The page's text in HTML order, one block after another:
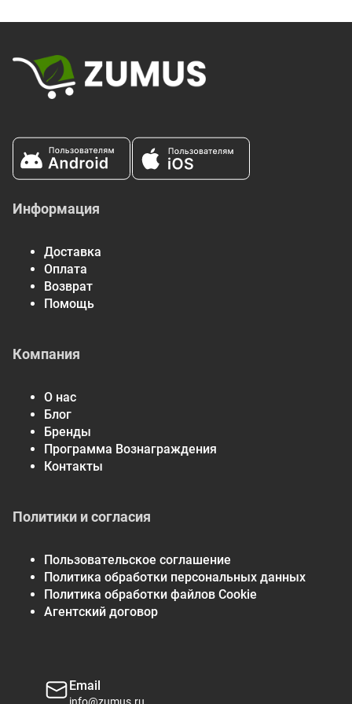
Ферментированный
органический гриб
кордицепс (Cordyceps
100 мг
* Суточная норма не определена.
Информация
Доставка
Оплата
Возврат
Помощь
Компания
О нас
Блог
Бренды
Программа Вознаграждения
Контакты
Политики и согласия
Пользовательское соглашение
Политика обработки персональных данных
Политика обработки файлов Cookie
Агентский договор
Email